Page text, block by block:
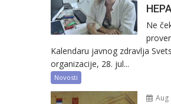
Ne
Kalendaru javnog zdravlja
organizacije, 28. jul...
Novosti
Aug